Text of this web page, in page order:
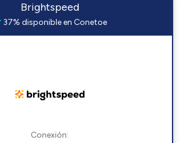
Brightspeed
37% disponible en Conetoe
Conexión: